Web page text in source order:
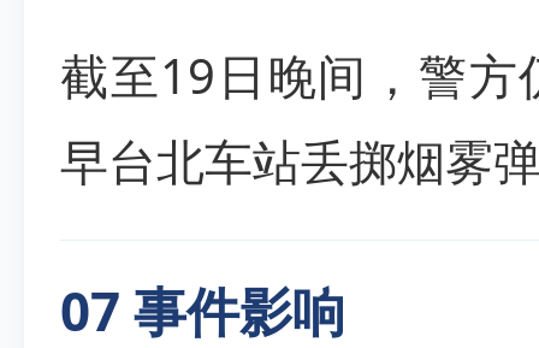
截至19日晚间，警
早台北车站丢掷烟雾
07 事件影响